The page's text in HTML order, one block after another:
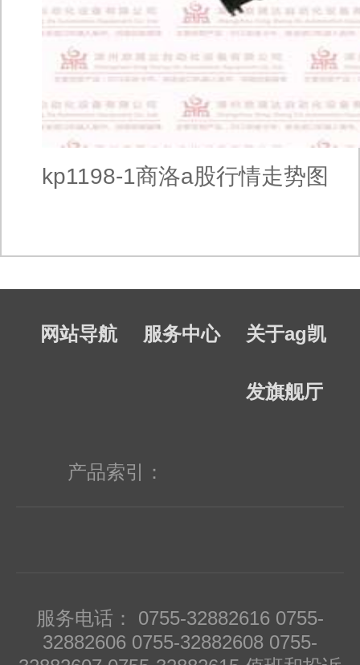
kp1198-1商洛a股行情走势图
网站导航 服务中心 关于ag凯
发旗舰厅
产品索引：
服务电话： 0755-32882616 0755-
32882606 0755-32882608 0755-